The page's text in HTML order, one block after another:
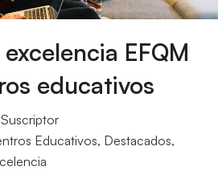
EFQM
educativos
Suscriptor
Educativos, Destacados,